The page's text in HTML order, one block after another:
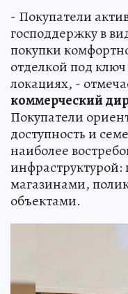
- Покупатели
господдержку в
покупки
отделкой под
локациях, -
коммерческий
Покупатели
доступность и
наиболее
магазинами,
объектами.